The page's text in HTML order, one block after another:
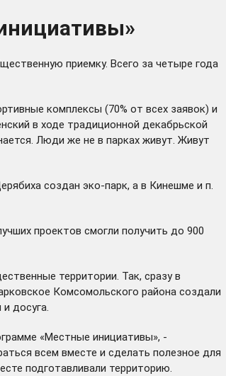
приемку. Всего за четыре года
комплексы (70% от всех заявок) и
в ходе традиционной декабрьской
Люди же не в парках живут. Живут
создан эко-парк, а в Кинешме и п.
проектов смогли получить до 900
территории. Так, сразу в
Комсомольского района создали
досуга.
«Местные инициативы», -
всем вместе и сделать полезное для
подготавливали территорию.